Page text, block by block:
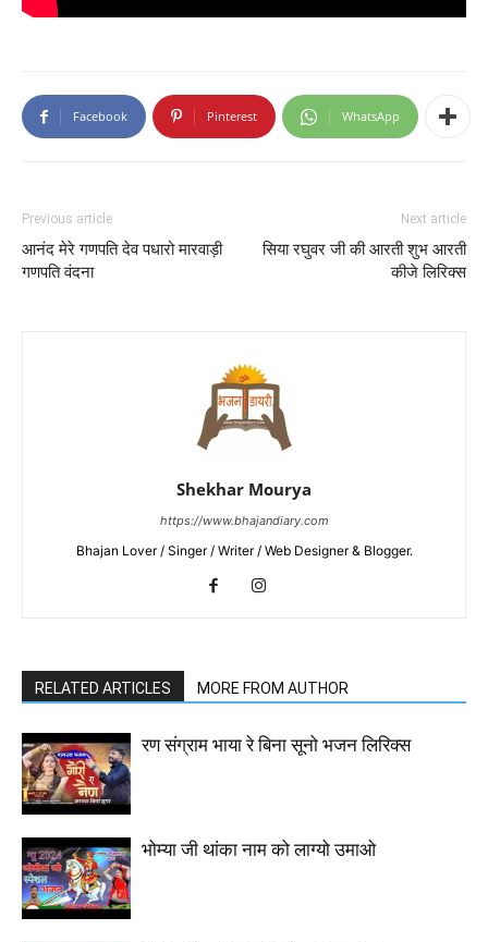
Facebook Pinterest WhatsApp
Previous article
आनंद मेरे गणपति देव पधारो मारवाड़ी
गणपति वंदना
Next article
सिया रघुवर जी की आरती शुभ आरती
कीजे लिरिक्स
Shekhar Mourya
https://www.bhajandiary.com
Bhajan Lover / Singer / Writer / Web Designer & Blogger.
RELATED ARTICLES MORE FROM AUTHOR
रण संग्राम भाया रे बिना सूनो भजन लिरिक्स
भोम्या जी थांका नाम को लाग्यो उमाओ